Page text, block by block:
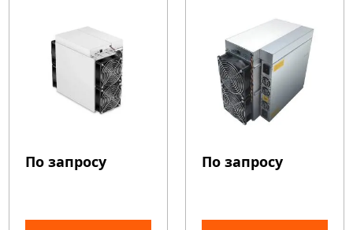
По запросу По запросу